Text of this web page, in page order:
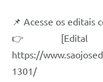
📌 Acesse os editais
👉 [Edital
https://
1301/